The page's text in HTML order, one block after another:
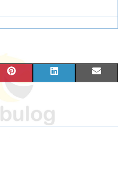
N
T K I